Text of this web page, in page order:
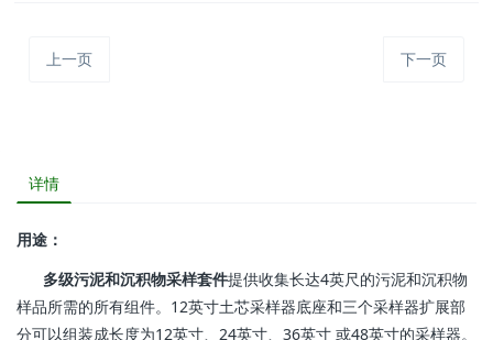
上一页 下一页
详情
用途：
多级污泥和沉积物采样套件提供收集长达4英尺的污泥和沉积物
样品所需的所有组件。12英寸土芯采样器底座和三个采样器扩展部
分可以组装成长度为12英寸、24英寸、36英寸 或48英寸的采样器。